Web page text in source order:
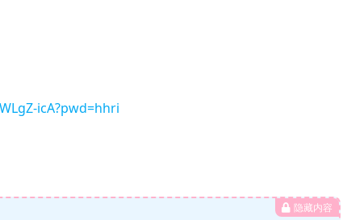
icA?pwd=hhri
隐藏内容